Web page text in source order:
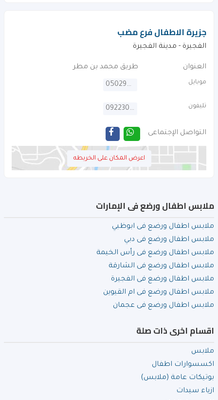
جزيرة الاطفال فرع مضب
الفجيرة - مدينة الفجيرة
العنوان طريق محمد بن مطر
موبايل 0502999205
تليفون 092230307
التواصل الإجتماعى
اعرض المكان على الخريطه
ملابس اطفال ورضع فى الإمارات
ملابس اطفال ورضع فى ابوظبي
ملابس اطفال ورضع فى دبي
ملابس اطفال ورضع فى رأس الخيمة
ملابس اطفال ورضع فى الشارقة
ملابس اطفال ورضع فى الفجيرة
ملابس اطفال ورضع فى ام القيوين
ملابس اطفال ورضع فى عجمان
اقسام اخرى ذات صلة
ملابس
اكسسوارات اطفال
بوتيكات عامة (ملابس)
ازياء سيدات